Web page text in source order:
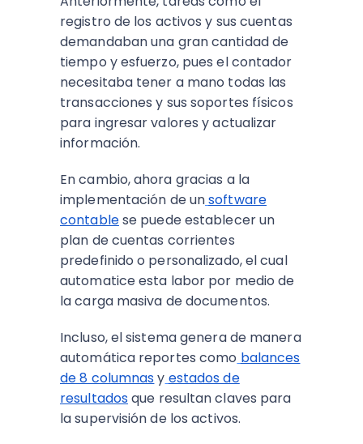
registro de los activos y sus cuentas
demandaban una gran cantidad de
tiempo y esfuerzo, pues el contador
necesitaba tener a mano todas las
transacciones y sus soportes físicos
para ingresar valores y actualizar
información.
En cambio, ahora gracias a la
implementación de unsoftware
contablese puede establecer un
plan de cuentas corrientes
predefinido o personalizado, el cual
automatice esta labor por medio de
la carga masiva de documentos.
Incluso, el sistema genera de manera
automática reportes como balances
de 8 columnasy estados de
resultadosque resultan claves para
la supervisión de los activos.